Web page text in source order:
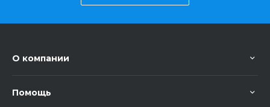
О компании
Помощь